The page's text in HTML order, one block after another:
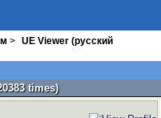
>
UE Viewer (русский
times)